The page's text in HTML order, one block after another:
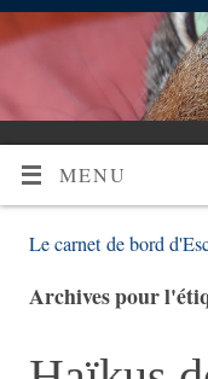
MENU
Le carnet de bord
Archives pour